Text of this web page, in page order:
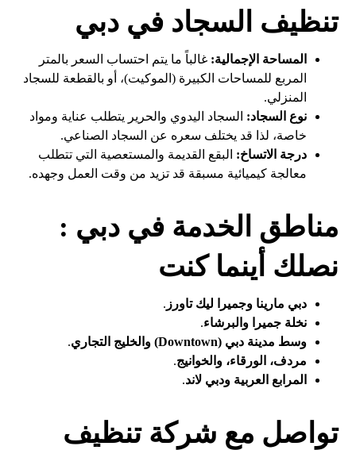
تنظيف السجاد في دبي
المساحة الإجمالية: غالباً ما يتم احتساب السعر بالمتر
المربع للمساحات الكبيرة (الموكيت)، أو بالقطعة للسجاد
المنزلي.
نوع السجاد: السجاد اليدوي والحرير يتطلب عناية ومواد
خاصة، لذا قد يختلف سعره عن السجاد الصناعي.
درجة الاتساخ: البقع القديمة والمستعصية التي تتطلب
معالجة كيميائية مسبقة قد تزيد من وقت العمل وجهده.
مناطق الخدمة في دبي :
نصلك أينما كنت
دبي مارينا وجميرا ليك تاورز .
نخلة جميرا والبرشاء.
وسط مدينة دبي (Downtown) والخليج التجاري
.
مردف، الورقاء، والخوانيج.
المرابع العربية ودبي لاند.
تواصل مع شركة تنظيف